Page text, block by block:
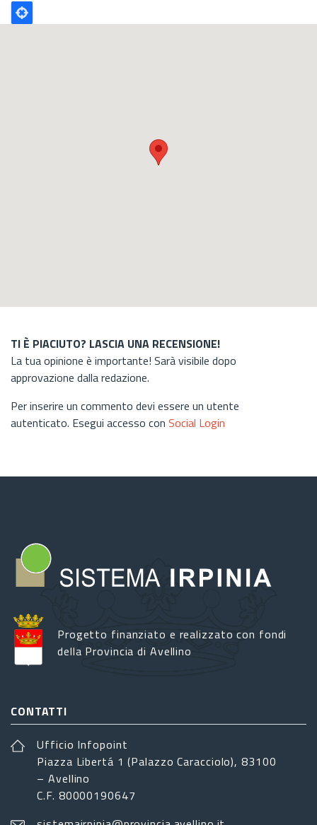
Poligono
GEO
TI È PIACIUTO? LASCIA UNA RECENSIONE!
La tua opinione è importante! Sarà visibile dopo
approvazione dalla redazione.
Per inserire un commento devi essere un utente
autenticato. Esegui accesso con Social Login
Progetto finanziato e realizzato con fondi
della Provincia di Avellino
CONTATTI
Ufficio Infopoint
Piazza Libertá 1 (Palazzo Caracciolo), 83100
– Avellino
C.F. 80000190647